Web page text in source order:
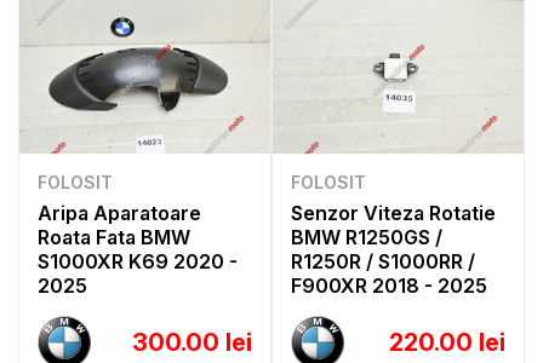
FOLOSIT
Aripa Aparatoare
Roata Fata BMW
S1000XR K69 2020 -
2025
300.00 lei
FOLOSIT
Senzor Viteza Rotatie
BMW R1250GS /
R1250R / S1000RR /
F900XR 2018 - 2025
220.00 lei